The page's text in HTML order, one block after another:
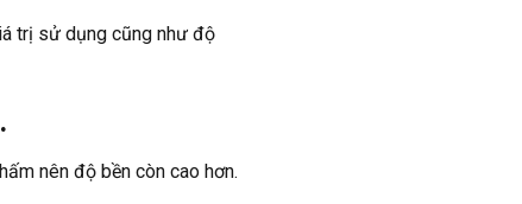
trị sử dụng cũng như độ
nên độ bền còn cao hơn.